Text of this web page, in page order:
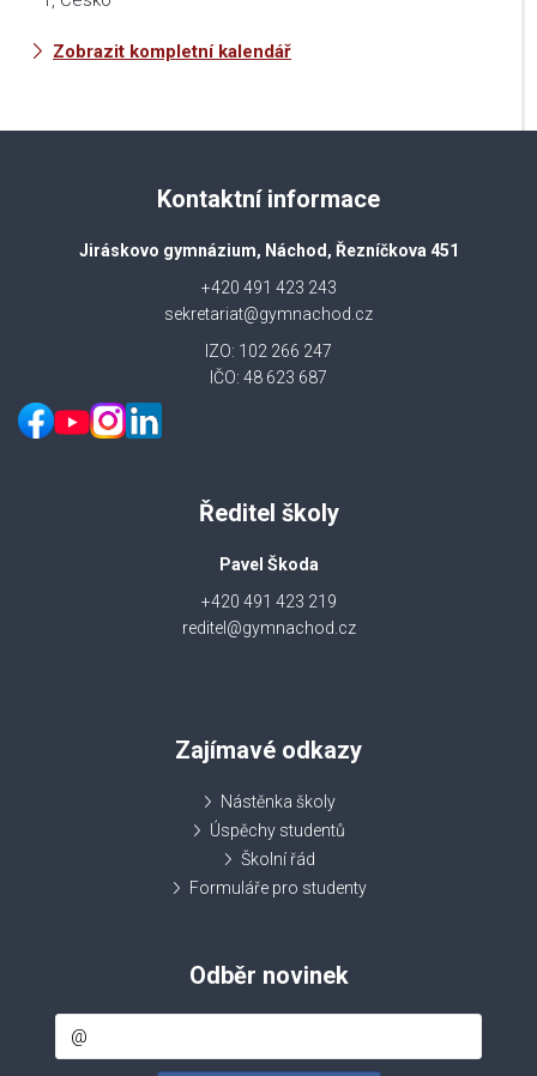
Zobrazit kompletní kalendář
Kontaktní informace
Jiráskovo gymnázium, Náchod, Řezníčkova 451
+420 491 423 243
sekretariat@gymnachod.cz
IZO: 102 266 247
IČO: 48 623 687
Ředitel školy
Pavel Škoda
+420 491 423 219
reditel@gymnachod.cz
Zajímavé odkazy
Nástěnka školy
Úspěchy studentů
Školní řád
Formuláře pro studenty
Odběr novinek